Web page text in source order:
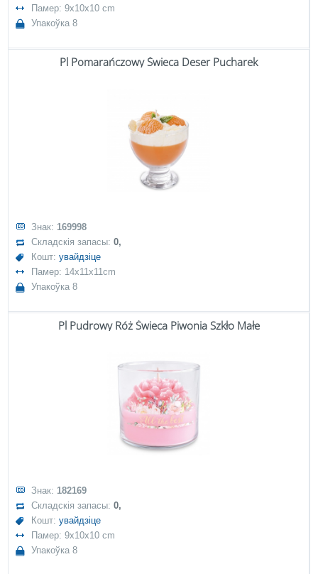
Памер: 9x10x10 cm
Упакоўка 8
Pl Pomarańczowy Świeca Deser Pucharek
Знак: 169998
Складскія запасы:0,
Кошт:увайдзіце
Памер: 14x11x11cm
Упакоўка 8
Pl Pudrowy Róż Świeca Piwonia Szkło Małe
Знак: 182169
Складскія запасы:0,
Кошт:увайдзіце
Памер: 9x10x10 cm
Упакоўка 8